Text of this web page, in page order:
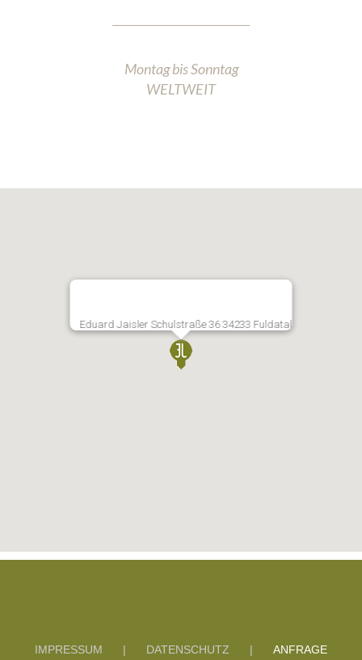
Montag bis Sonntag
WELTWEIT
Eduard Jaisler Schulstraße 36 34233 Fuldatal
IMPRESSUM DATENSCHUTZ ANFRAGE